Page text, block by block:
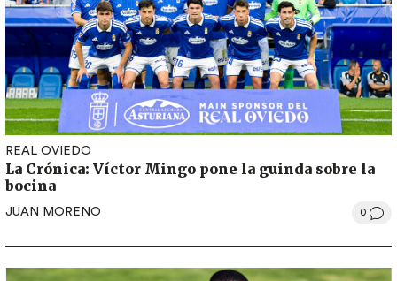
REAL OVIEDO
La Crónica: Víctor Mingo pone la guinda sobre la
bocina
JUAN MORENO 0